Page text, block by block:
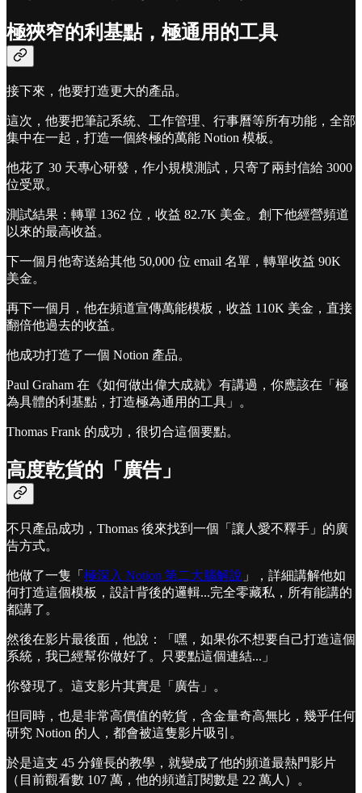
極狹窄的利基點，極通用的工具
接下來，他要打造更大的產品。
這次，他要把筆記系統、工作管理、行事曆等所有功能，全部
集中在一起，打造一個終極的萬能 Notion 模板。
他花了 30 天專心研發，作小規模測試，只寄了兩封信給 3000
位受眾。
測試結果：轉單 1362 位，收益 82.7K 美金。創下他經營頻道
以來的最高收益。
下一個月他寄送給其他 50,000 位 email 名單，轉單收益 90K
美金。
再下一個月，他在頻道宣傳萬能模板，收益 110K 美金，直接
翻倍他過去的收益。
他成功打造了一個 Notion 產品。
Paul Graham 在《如何做出偉大成就》有講過，你應該在「極
為具體的利基點，打造極為通用的工具」。
Thomas Frank 的成功，很切合這個要點。
高度乾貨的「廣告」
不只產品成功，Thomas 後來找到一個「讓人愛不釋手」的廣
告方式。
他做了一隻「 極深入 Notion 第二大腦解說 」，詳細講解他如
何打造這個模板，設計背後的邏輯...完全零藏私，所有能講的
都講了。
然後在影片最後面，他說：「嘿，如果你不想要自己打造這個
系統，我已經幫你做好了。只要點這個連結...」
你發現了。這支影片其實是「廣告」。
但同時，也是非常高價值的乾貨，含金量奇高無比，幾乎任何
研究 Notion 的人，都會被這隻影片吸引。
於是這支 45 分鐘長的教學，就變成了他的頻道最熱門影片
（目前觀看數 107 萬，他的頻道訂閱數是 22 萬人）。